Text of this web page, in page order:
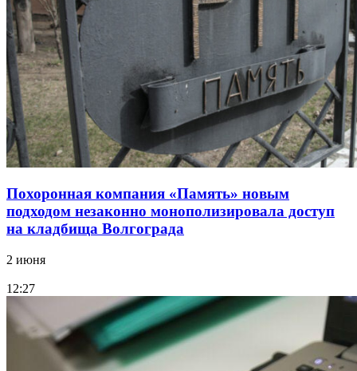
Похоронная компания «Память» новым
подходом незаконно монополизировала доступ
на кладбища Волгограда
2 июня
12:27